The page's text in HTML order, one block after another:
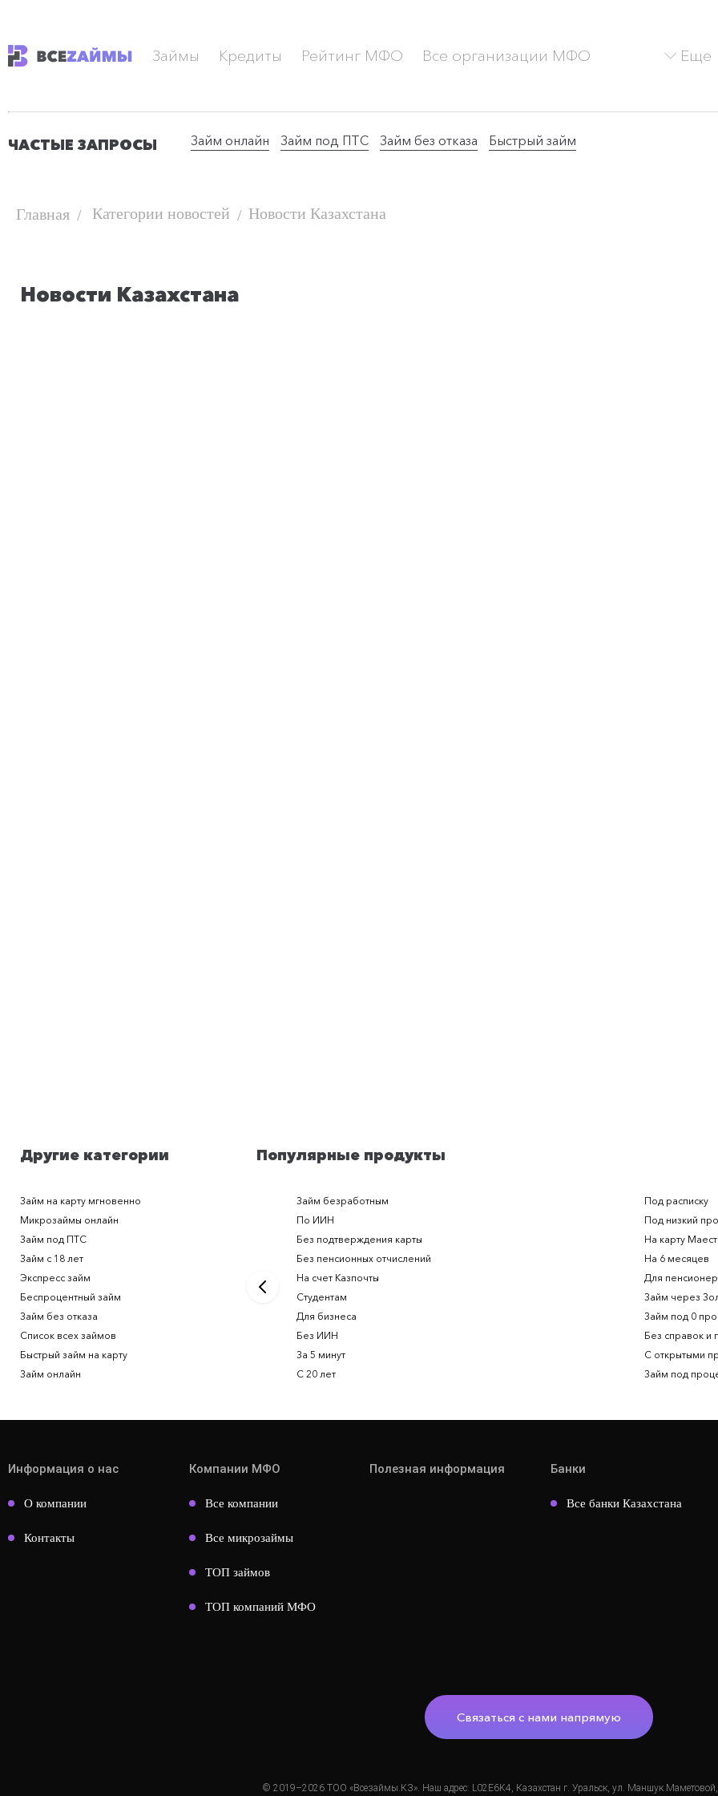
Займы Кредиты Рейтинг МФО Все организации МФО Еще
ЧАСТЫЕ ЗАПРОСЫ Займ онлайн Займ под ПТС Займ без отказа Быстрый займ
Главная Категории новостей Новости Казахстана
Новости Казахстана
Другие категории
Займ на карту мгновенно
Микрозаймы онлайн
Займ под ПТС
Займ с 18 лет
Экспресс займ
Беспроцентный займ
Займ без отказа
Список всех займов
Быстрый займ на карту
Займ онлайн
Популярные продукты
Займ безработным
По ИИН
Без подтверждения карты
Без пенсионных отчислений
На счет Казпочты
Студентам
Для бизнеса
Без ИИН
За 5 минут
С 20 лет
Под расписку
Под низкий
На карту
На 6 месяцев
Для
Займ через
Займ под 0
Без справок и
С открытыми
Займ под
Информация о нас
О компании
Контакты
Компании МФО
Все компании
Все микрозаймы
ТОП займов
ТОП компаний МФО
Полезная информация Банки
Все банки Казахстана
Связаться с нами напрямую
© 2019–2026 ТОО «Всезаймы.КЗ». Наш адрес: L02E6K4, Казахстан г. Уральск, ул. Маншук